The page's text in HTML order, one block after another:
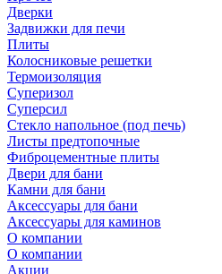
Дверки
Задвижки для печи
Плиты
Колосниковые решетки
Термоизоляция
Суперизол
Суперсил
Стекло напольное (под печь)
Листы предтопочные
Фиброцементные плиты
Двери для бани
Камни для бани
Аксессуары для бани
Аксессуары для каминов
О компании
О компании
Акции